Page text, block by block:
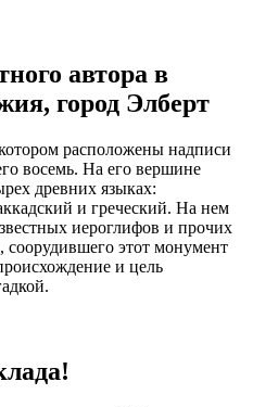
автора в
город Элберт
расположены надписи
восемь. На его вершине
древних языках:
и греческий. На нем
иероглифов и прочих
соорудившего этот монумент
и цель